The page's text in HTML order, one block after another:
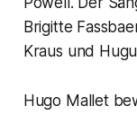
Brigitte
Kraus und
Hugo Mallet